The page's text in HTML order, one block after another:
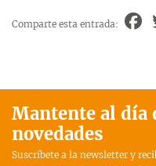
Comparte esta entrada:
Mantente al día
novedades
Suscríbete a la newsletter y